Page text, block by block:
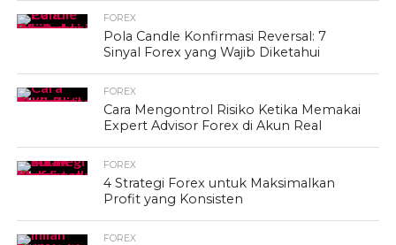
FOREX
Pola Candle Konfirmasi Reversal: 7
Sinyal Forex yang Wajib Diketahui
FOREX
Cara Mengontrol Risiko Ketika Memakai
Expert Advisor Forex di Akun Real
FOREX
4 Strategi Forex untuk Maksimalkan
Profit yang Konsisten
FOREX